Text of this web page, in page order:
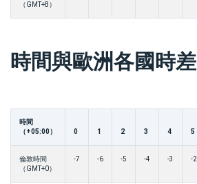
（GMT+8）
時間與歐洲各國時差
時間
（+05:00）
0 1 2 3 4 5
倫敦時間
（GMT+0）
-7 -6 -5 -4 -3 -2